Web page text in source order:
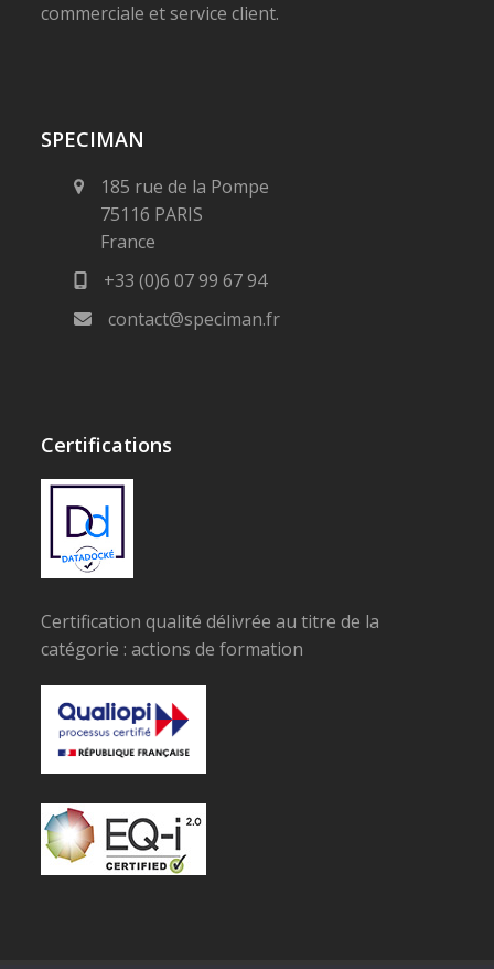
commerciale et service client.
SPECIMAN
185 rue de la Pompe
75116 PARIS
France
+33 (0)6 07 99 67 94
contact@speciman.fr
Certifications
Certification qualité délivrée au titre de la
catégorie : actions de formation